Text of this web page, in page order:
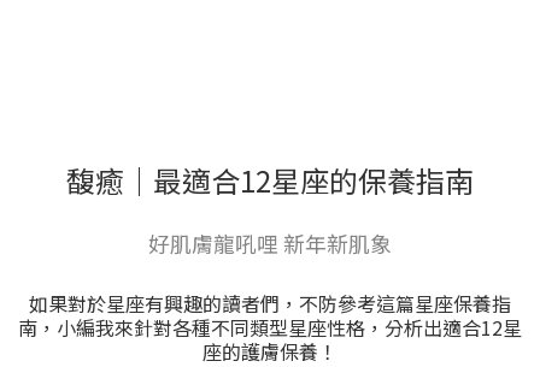
馥癒｜最適合12星座的保養指南
好肌膚龍吼哩 新年新肌象
如果對於星座有興趣的讀者們，不防參考這篇星座保養指
南，小編我來針對各種不同類型星座性格，分析出適合12星
座的護膚保養！